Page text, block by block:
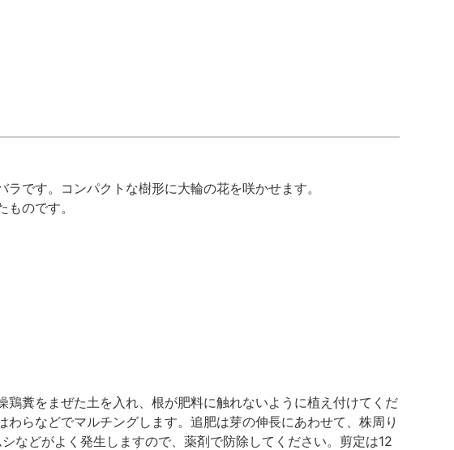
です。コンパクトな樹形に大輪の花を咲かせます。
のです。
糞をまぜた土を入れ、根が肥料に触れないように植え付けてくだ
らなどでマルチングします。追肥は芽の伸長にあわせて、株周り
などがよく発生しますので、薬剤で防除してください。剪定は12